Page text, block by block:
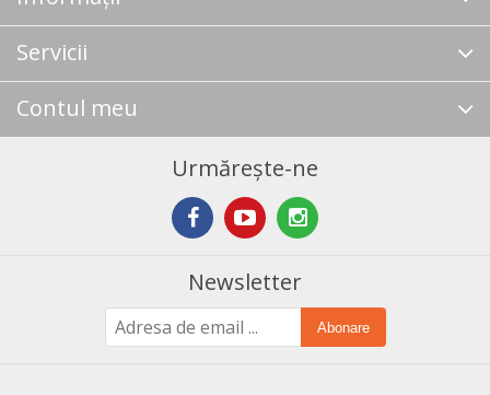
Servicii
Contul meu
Urmărește-ne
Newsletter
Abonare